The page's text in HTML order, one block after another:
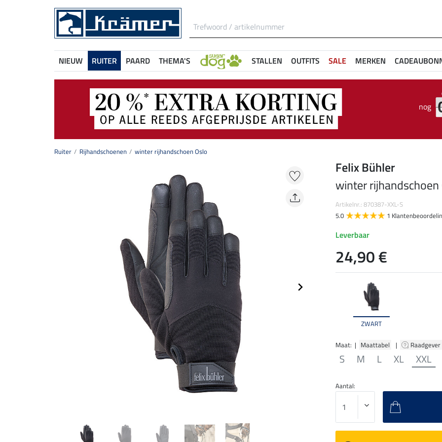
NIEUW RUITER PAARD THEMA'S STALLEN OUTFITS SALE MERKEN
nog
Ruiter Rijhandschoenen winter rijhandschoen Oslo
ZWART
Maat: | Maattabel | Raadgever
S M L XL XXL
Felix Bühler
winter rijhandschoen
Artikelnr.: 870387-XXL-S
5.0
1
Leverbaar
24,90 €
Aantal: